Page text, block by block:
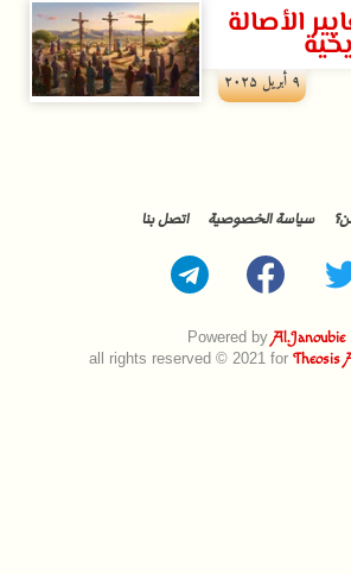
الأصالة
۹ أبريل ۲۰۲۵
Powered byAl.Janoubie
all rights reserved © 2021 for Theosis
سياسة الخصوصية اتصل بنا